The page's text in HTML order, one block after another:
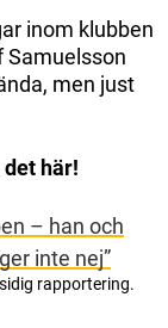
inom klubben
Samuelsson
men just
här!
– han och
inte nej”
rapportering.